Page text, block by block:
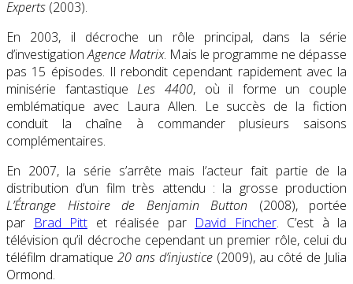
Experts (2003).
En 2003, il décroche un rôle principal, dans la série
d’investigationAgence Matrix. Mais le programme ne dépasse
pas 15 épisodes. Il rebondit cependant rapidement avec la
minisérie fantastiqueLes 4400, où il forme un couple
emblématique avec Laura Allen. Le succès de la fiction
conduit la chaîne à commander plusieurs saisons
complémentaires.
En 2007, la série s’arrête mais l’acteur fait partie de la
distribution d’un film très attendu : la grosse production
L’Étrange Histoire de Benjamin Button (2008), portée
par Brad Pitt et réalisée par David Fincher. C’est à la
télévision qu’il décroche cependant un premier rôle, celui du
téléfilm dramatique 20 ans d’injustice (2009), au côté de Julia
Ormond.